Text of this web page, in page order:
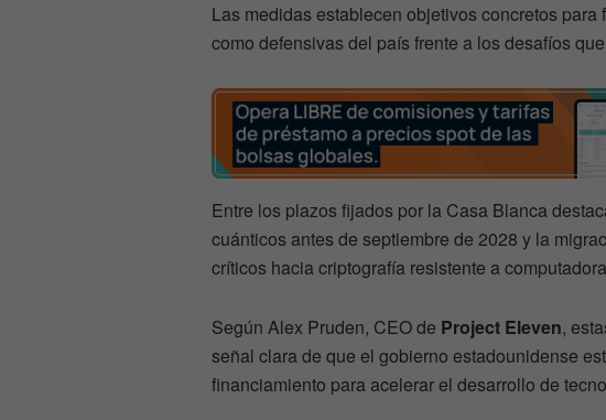
Las medidas establecen objetivos concretos
como defensivas del país frente a los desafíos
Entre los plazos fijados por la Casa Blanca
cuánticos antes de septiembre de 2028 y la
críticos hacia criptografía resistente a
Según Alex Pruden, CEO de Project Eleven,
señal clara de que el gobierno estadounidense
financiamiento para acelerar el desarrollo de